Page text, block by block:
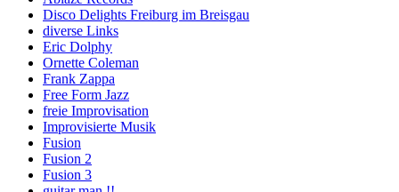
Disco Delights Freiburg im Breisgau
diverse Links
Eric Dolphy
Ornette Coleman
Frank Zappa
Free Form Jazz
freie Improvisation
Improvisierte Musik
Fusion
Fusion 2
Fusion 3